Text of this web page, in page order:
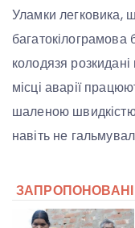
Уламки легковика,
колодязя
місці аварії
шаленою
навіть не